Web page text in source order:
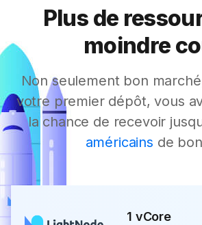
Plus de
moindre
Non seulement bon
votre premier dépôt, vous
la chance de recevoir
américains de
1 vCore